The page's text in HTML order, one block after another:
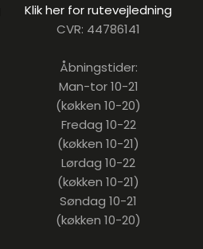
Klik her for rutevejledning
CVR: 44786141
Åbningstider:
Man-tor 10-21
​(køkken 10-20)
Fredag 10-22
​(køkken 10-21)
Lørdag 10-22
​(køkken 10-21)
Søndag 10-21
​(køkken 10-20)